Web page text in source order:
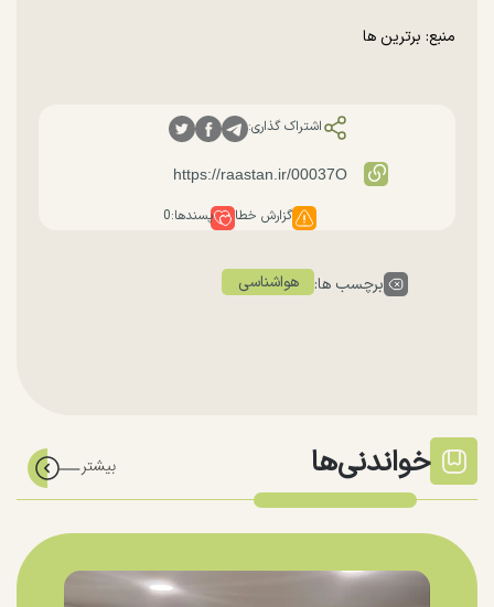
منبع: برترین ها
اشتراک گذاری:
گزارش خطا پسندها:0
برچسب ها: هواشناسی
خواندنی‌ها